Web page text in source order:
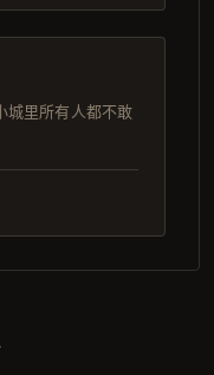
93分钟
城里所有人都不敢